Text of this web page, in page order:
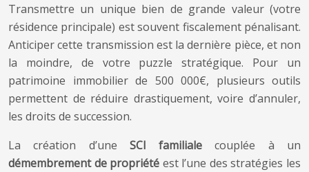
Transmettre un unique bien de grande valeur (votre
résidence principale) est souvent fiscalement pénalisant.
Anticiper cette transmission est la dernière pièce, et non
la moindre, de votre puzzle stratégique. Pour un
patrimoine immobilier de 500 000€, plusieurs outils
permettent de réduire drastiquement, voire d’annuler,
les droits de succession.
La création d’une SCI familiale couplée à un
démembrement de propriété est l’une des stratégies les